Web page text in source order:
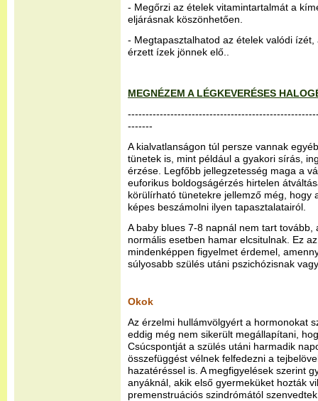
- Megőrzi az ételek vitamintartalmát a
eljárásnak köszönhetően.
- Megtapasztalhatod az ételek valódi
érzett ízek jönnek elő..
MEGNÉZEM A LÉGKEVERÉSES
-------
A kialvatlanságon túl persze vannak
tünetek is, mint például a gyakori sírás,
érzése. Legfőbb jellegzetesség maga a
euforikus boldogságérzés hirtelen
körülírható tünetekre jellemző még, hogy
képes beszámolni ilyen tapasztalatairól.
A baby blues 7-8 napnál nem tart
normális esetben hamar elcsitulnak. Ez
mindenképpen figyelmet érdemel,
súlyosabb szülés utáni pszichózisnak
Okok
Az érzelmi hullámvölgyért a hormonokat
eddig még nem sikerült megállapítani,
Csúcspontját a szülés utáni harmadik
összefüggést vélnek felfedezni a
hazatéréssel is. A megfigyelések szerint
anyáknál, akik első gyermeküket hozták
premenstruációs szindrómától